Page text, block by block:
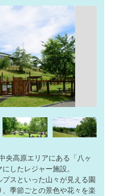
央高原エリアにある「八ヶ
したレジャー施設。
スといった山々が見える園
季節ごとの景色や花々を楽